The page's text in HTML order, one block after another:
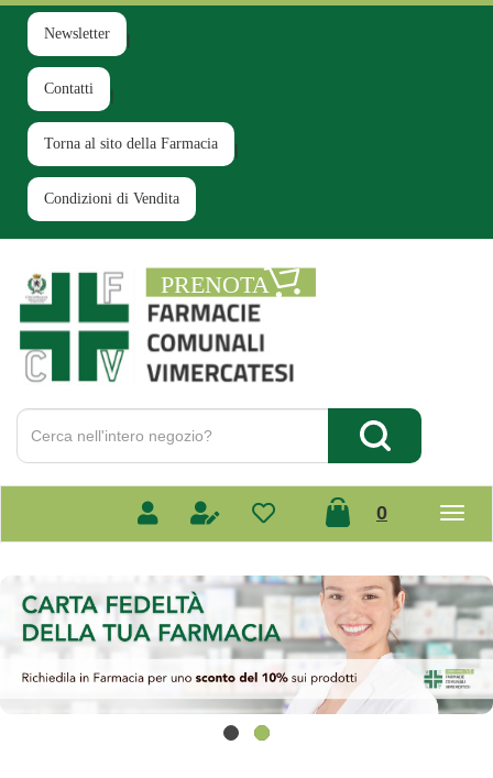
Passa
contenuto
principale
Newsletter
Contatti
Torna al sito della Farmacia
Condizioni di Vendita
Farmacia
Comunale
Cerca
Prodotto
Cerca Prodotto
0prodotti